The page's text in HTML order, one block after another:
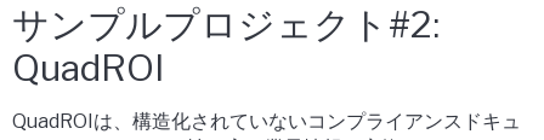
サンプルプロジェクト#2:
QuadROI
QuadROIは、構造化されていないコンプライアンスドキュ